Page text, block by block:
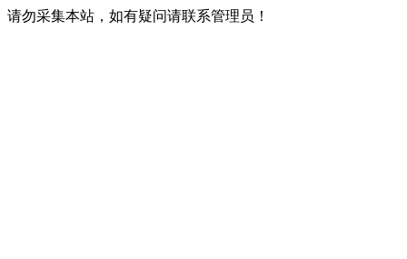
请勿采集本站，如有疑问请联系管理员！